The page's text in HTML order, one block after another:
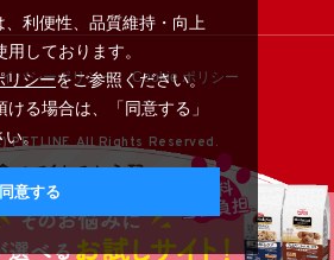
利便性、品質維持・向上
しております。
リシーをご参照ください。
る場合は、「同意する」
い。
同意する
バシーポリシー Cookie ポリシー
PETLINE All Rights Reserved.